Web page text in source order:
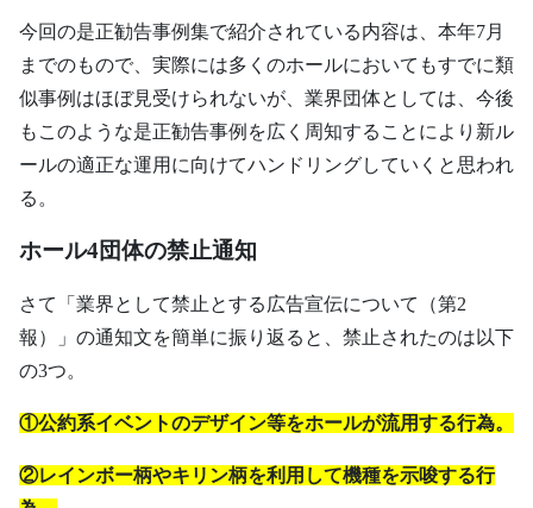
今回の是正勧告事例集で紹介されている内容は、本年7月
までのもので、実際には多くのホールにおいてもすでに類
似事例はほぼ見受けられないが、業界団体としては、今後
もこのような是正勧告事例を広く周知することにより新ル
ールの適正な運用に向けてハンドリングしていくと思われ
る。
ホール4団体の禁止通知
さて「業界として禁止とする広告宣伝について（第2
報）」の通知文を簡単に振り返ると、禁止されたのは以下
の3つ。
①公約系イベントのデザイン等をホールが流用する行為。
②レインボー柄やキリン柄を利用して機種を示唆する行